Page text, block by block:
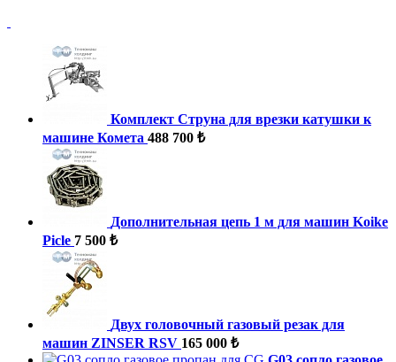
Комплект Струна для врезки катушки к
машине Комета 488 700 ₺
Дополнительная цепь 1 м для машин Koike
Picle 7 500 ₺
Двух головочный газовый резак для
машин ZINSER RSV 165 000 ₺